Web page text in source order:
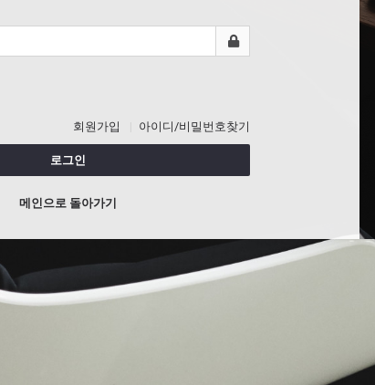
회원가입 아이디/비밀번호찾기
로그인
메인으로 돌아가기